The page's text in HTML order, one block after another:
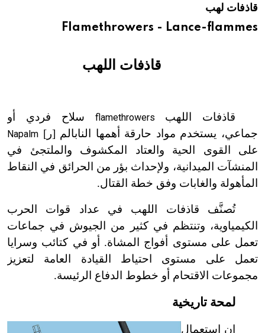
هيئة الموسوعة العربية تطلق موسوعات جديدة في عام 2026قاذفات لهب
Flamethrowers - Lance-flammes
قاذفات اللهب
قاذفات اللهب flamethrowers سلاح فردي أو
جماعي، يستخدم مواد حارقة أهمها النابالم [ر] Napalm
على القوى الحية والعتاد المكشوف والملتجئ في
المنشآت الميدانية، ولإحداث بؤر من الحرائق في النقاط
المأهولة والغابات وفق خطة القتال.
تُصنَّف قاذفات اللهب في عداد قوات الحرب
الكيمياوية، وتنتظم في كثير من الجيوش في جماعات
تعمل على مستوى أفواج المشاة. أو في كتائب وسرايا
تعمل على مستوى احتياط القيادة العامة لتعزيز
مجموعات الاقتحام أو خطوط الدفاع الرئيسة.
لمحة تاريخية
إن استعمال